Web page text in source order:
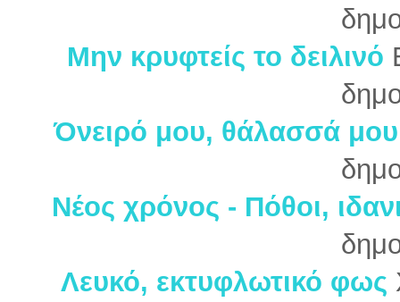
Μην κρυφτείς το δειλινό
Όνειρό μου, θάλασσά μου
Νέος χρόνος - Πόθοι,
Λευκό, εκτυφλωτικό φως